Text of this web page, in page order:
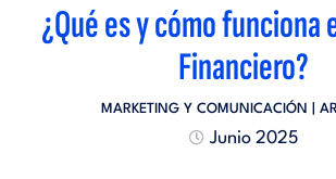
¿Qué es y cómo funciona
Financiero?
MARKETING Y COMUNICACIÓN |
Junio 2025